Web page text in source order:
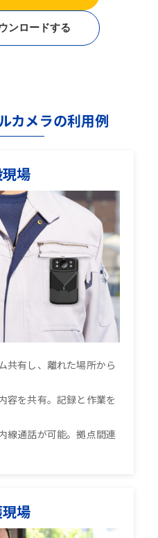
ンロードする
カメラの利用例
場
共有し、離れた場所から
容を共有。記録と作業を
線通話が可能。拠点間連
場